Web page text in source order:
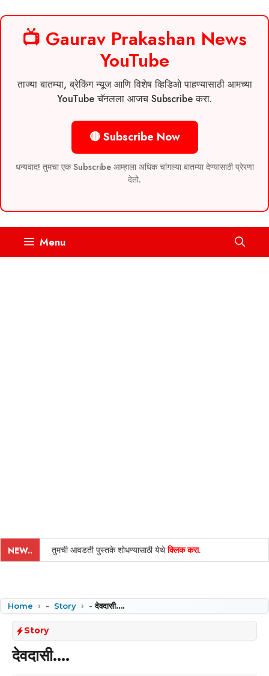
📺 Gaurav Prakashan News
YouTube
ताज्या बातम्या, ब्रेकिंग न्यूज आणि विशेष व्हिडिओ पाहण्यासाठी आमच्या
YouTube चॅनलला आजच Subscribe करा.
🔴 Subscribe Now
धन्यवाद! तुमचा एक Subscribe आम्हाला अधिक चांगल्या बातम्या देण्यासाठी प्रेरणा
देतो.
Menu
NEW.. तुमची आवडती पुस्तके शोधण्यासाठी येथेक्लिक करा.
Home - Story -देवदासी….
Story
देवदासी….